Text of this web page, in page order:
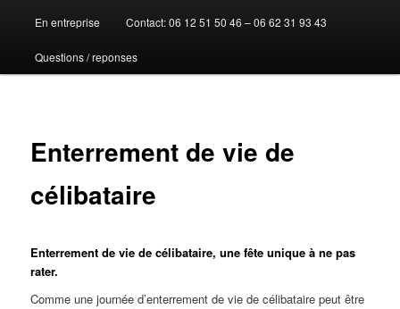
au
contenu
En entreprise Contact: 06 12 51 50 46 – 06 62 31 93 43
Questions / reponses
Enterrement de vie de
célibataire
Enterrement de vie de célibataire, une fête unique à ne pas
rater.
Comme une journée d’enterrement de vie de célibataire peut être